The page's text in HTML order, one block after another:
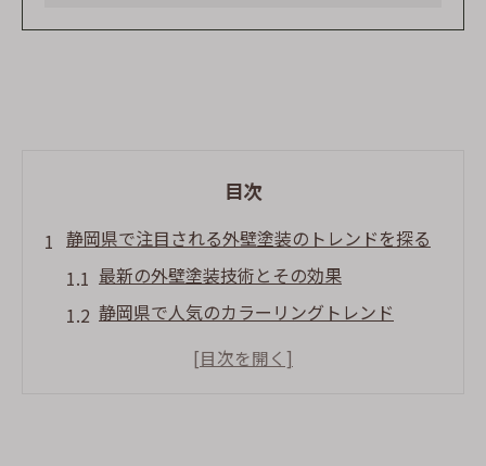
目次
静岡県で注目される外壁塗装のトレンドを探る
最新の外壁塗装技術とその効果
静岡県で人気のカラーリングトレンド
エコフレンドリーな塗料の選び方